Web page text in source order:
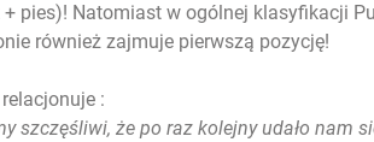
+ pies)! Natomiast w ogólnej klasyfikacji
również zajmuje pierwszą pozycję!
:
szczęśliwi, że po raz kolejny udało nam